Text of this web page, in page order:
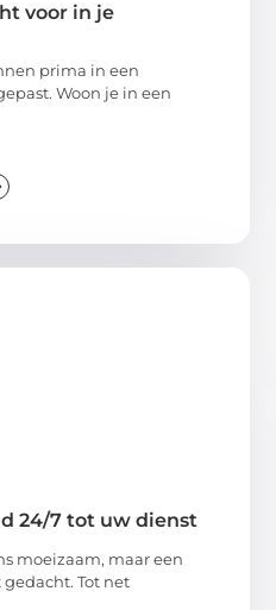
voor in je
prima in een
Woon je in een
24/7 tot uw dienst
moeizaam, maar een
Tot net